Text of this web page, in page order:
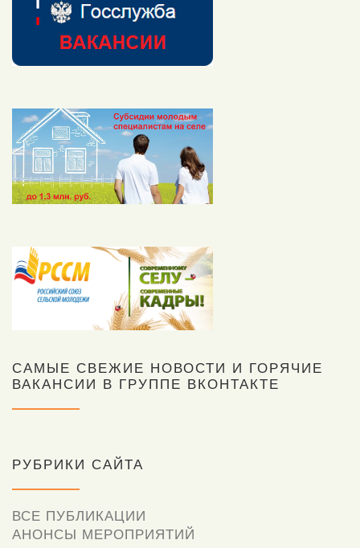
САМЫЕ СВЕЖИЕ НОВОСТИ И ГОРЯЧИЕ
ВАКАНСИИ В ГРУППЕ ВКОНТАКТЕ
РУБРИКИ САЙТА
ВСЕ ПУБЛИКАЦИИ
АНОНСЫ МЕРОПРИЯТИЙ